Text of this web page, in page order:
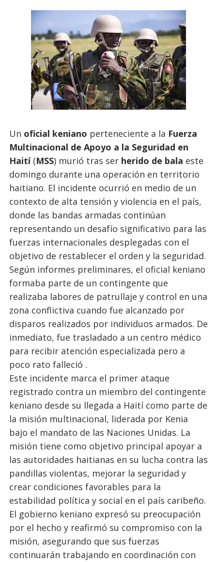
Un oficial keniano perteneciente a la Fuerza
Multinacional de Apoyo a la Seguridad en
Haití(MSS) murió tras ser herido de bala este
domingo durante una operación en territorio
haitiano. El incidente ocurrió en medio de un
contexto de alta tensión y violencia en el país,
donde las bandas armadas continúan
representando un desafío significativo para las
fuerzas internacionales desplegadas con el
objetivo de restablecer el orden y la seguridad.
Según informes preliminares, el oficial keniano
formaba parte de un contingente que
realizaba labores de patrullaje y control en una
zona conflictiva cuando fue alcanzado por
disparos realizados por individuos armados. De
inmediato, fue trasladado a un centro médico
para recibir atención especializada pero a
poco rato falleció .
Este incidente marca el primer ataque
registrado contra un miembro del contingente
keniano desde su llegada a Haití como parte de
la misión multinacional, liderada por Kenia
bajo el mandato de las Naciones Unidas. La
misión tiene como objetivo principal apoyar a
las autoridades haitianas en su lucha contra las
pandillas violentas, mejorar la seguridad y
crear condiciones favorables para la
estabilidad política y social en el país caribeño.
El gobierno keniano expresó su preocupación
por el hecho y reafirmó su compromiso con la
misión, asegurando que sus fuerzas
continuarán trabajando en coordinación con